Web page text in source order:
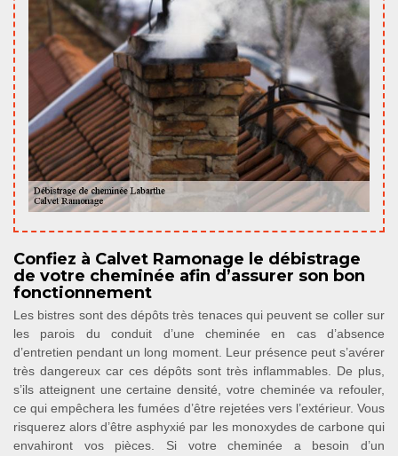
Confiez à Calvet Ramonage le débistrage
de votre cheminée afin d’assurer son bon
fonctionnement
Les bistres sont des dépôts très tenaces qui peuvent se coller sur
les parois du conduit d’une cheminée en cas d’absence
d’entretien pendant un long moment. Leur présence peut s’avérer
très dangereux car ces dépôts sont très inflammables. De plus,
s’ils atteignent une certaine densité, votre cheminée va refouler,
ce qui empêchera les fumées d’être rejetées vers l’extérieur. Vous
risquerez alors d’être asphyxié par les monoxydes de carbone qui
envahiront vos pièces. Si votre cheminée a besoin d’un